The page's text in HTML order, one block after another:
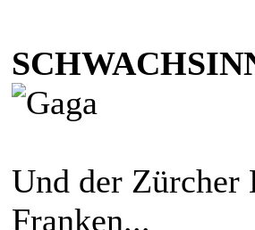
Und der Zürcher
Franken...